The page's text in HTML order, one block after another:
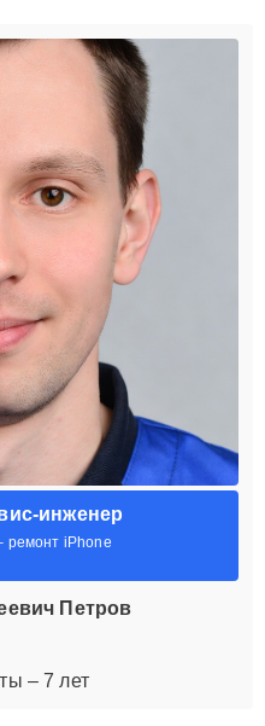
инженер
ремонт iPhone
Петров
– 7 лет